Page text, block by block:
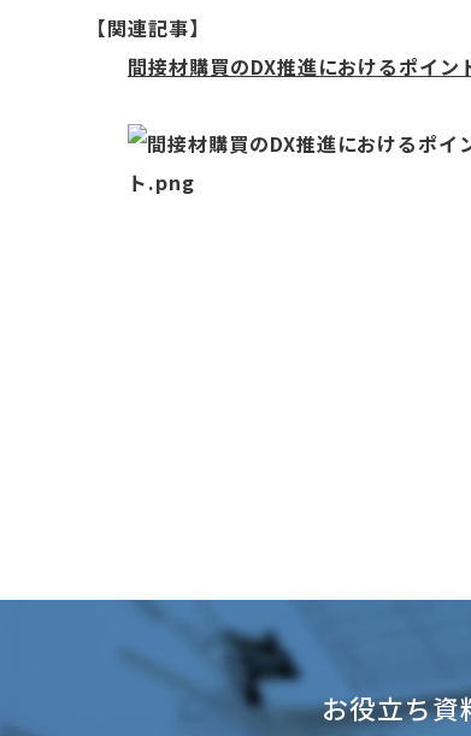
【関連記事】
間接材購買のDX推進におけるポイン
お役立ち資